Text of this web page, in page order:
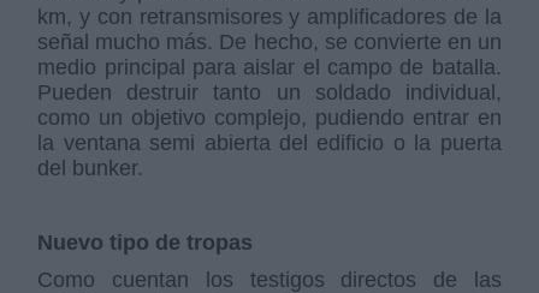
km, y con retransmisores y amplificadores de la
señal mucho más. De hecho, se convierte en un
medio principal para aislar el campo de batalla.
Pueden destruir tanto un soldado individual,
como un objetivo complejo, pudiendo entrar en
la ventana semi abierta del edificio o la puerta
del bunker.
Nuevo tipo de tropas
Como cuentan los testigos directos de las